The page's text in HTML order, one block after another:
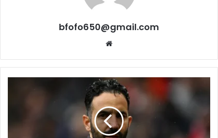
bfofo650@gmail.com
Website